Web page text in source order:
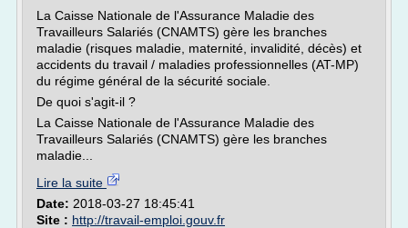
La Caisse Nationale de l'Assurance Maladie des
Travailleurs Salariés (CNAMTS) gère les branches
maladie (risques maladie, maternité, invalidité, décès) et
accidents du travail / maladies professionnelles (AT-MP)
du régime général de la sécurité sociale.
De quoi s'agit-il ?
La Caisse Nationale de l'Assurance Maladie des
Travailleurs Salariés (CNAMTS) gère les branches
maladie...
Lire la suite
Date: 2018-03-27 18:45:41
Site : http://travail-emploi.gouv.fr